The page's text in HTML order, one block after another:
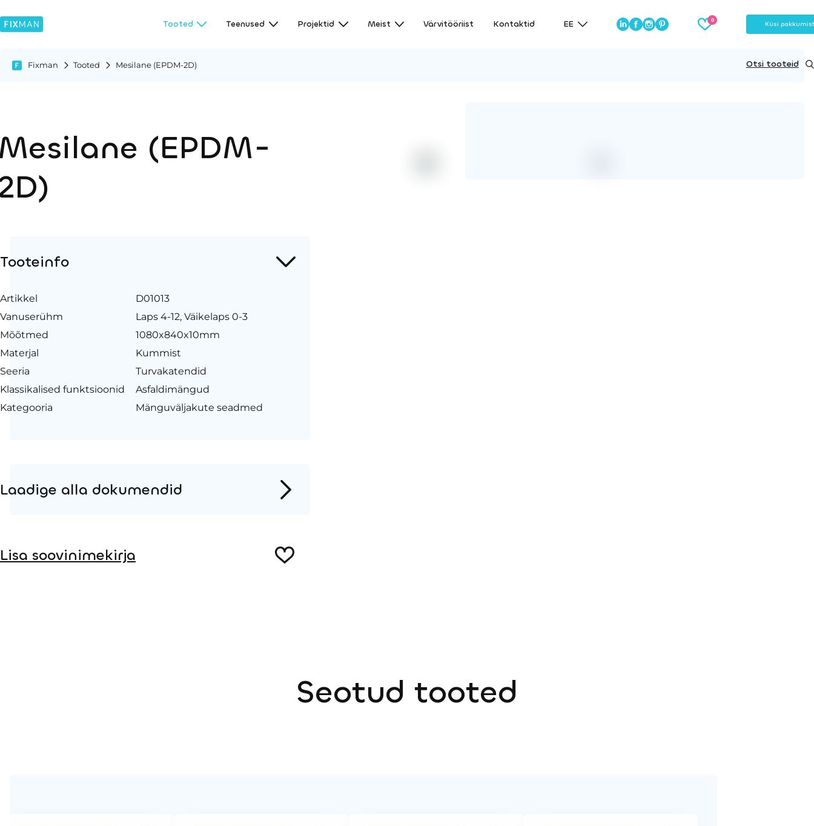
Tooted Teenused Projektid Meist Värvitööriist Kontaktid EE Küsi pakkumist
Fixman Tooted Mesilane (EPDM-2D) Otsi tooteid
(EPDM-
Tooteinfo
Artikkel
D01013
Vanuserühm
Laps 4-12, Väikelaps 0-3
Mõõtmed
1080x840x10mm
Materjal
Kummist
Seeria
Turvakatendid
Klassikalised funktsioonid
Asfaldimängud
Kategooria
Mänguväljakute seadmed
Laadige alla dokumendid
Lisa soovinimekirja
Seotud tooted